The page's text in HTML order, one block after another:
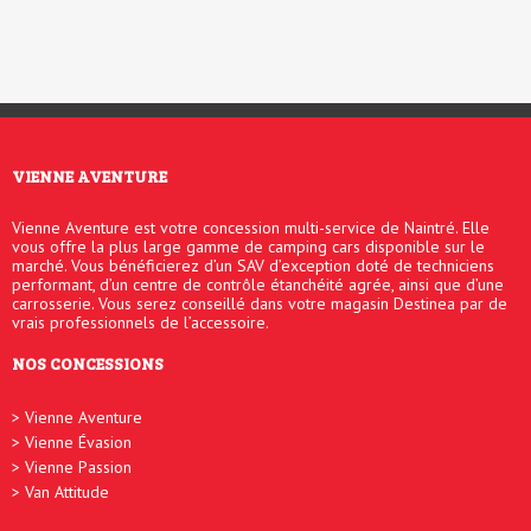
VIENNE AVENTURE
Vienne Aventure est votre concession multi-service de Naintré. Elle
vous offre la plus large gamme de camping cars disponible sur le
marché. Vous bénéficierez d’un SAV d’exception doté de techniciens
performant, d’un centre de contrôle étanchéité agrée, ainsi que d’une
carrosserie. Vous serez conseillé dans votre magasin Destinea par de
vrais professionnels de l’accessoire.
NOS CONCESSIONS
Vienne Aventure
Vienne Évasion
Vienne Passion
Van Attitude